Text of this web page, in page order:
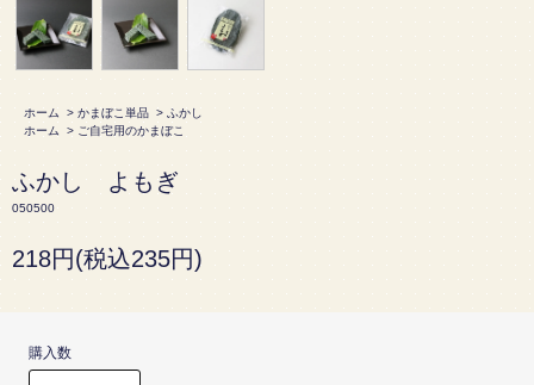
ホーム > かまぼこ単品 > ふかし
ホーム
> ご自宅用のかまぼこ
ふかし よもぎ
050500
218円(税込235円)
購入数